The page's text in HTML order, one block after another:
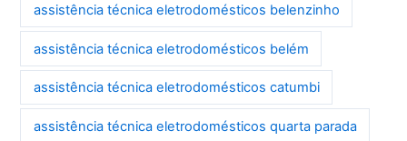
assistência técnica eletrodomésticos belenzinho
assistência técnica eletrodomésticos belém
assistência técnica eletrodomésticos catumbi
assistência técnica eletrodomésticos quarta parada